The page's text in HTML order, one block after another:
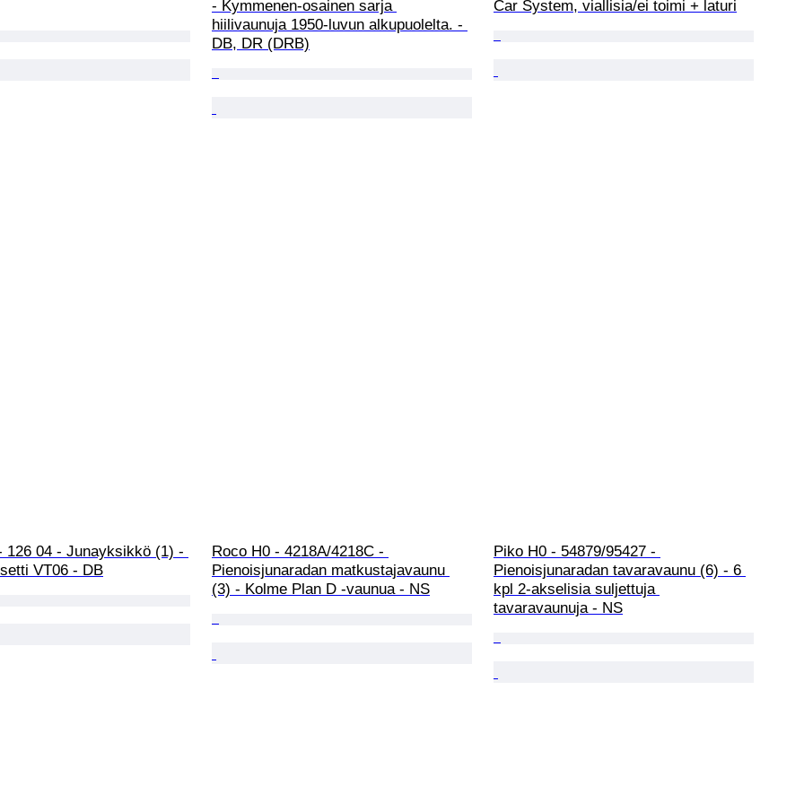
- Kymmenen-osainen sarja
hiilivaunuja 1950-luvun alkupuolelta. -
DB, DR (DRB)
Car System, viallisia/ei toimi + laturi
126 04 - Junayksikkö (1) -
VT06 - DB
Roco H0 - 4218A/4218C -
Pienoisjunaradan matkustajavaunu
(3) - Kolme Plan D -vaunua - NS
Piko H0 - 54879/95427 -
Pienoisjunaradan tavaravaunu (6) - 6
kpl 2-akselisia suljettuja
tavaravaunuja - NS